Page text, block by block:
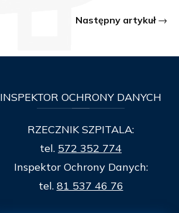
Następny artykuł
INSPEKTOR OCHRONY DANYCH
RZECZNIK SZPITALA:
tel. 572 352 774
Inspektor Ochrony Danych:
tel. 81 537 46 76